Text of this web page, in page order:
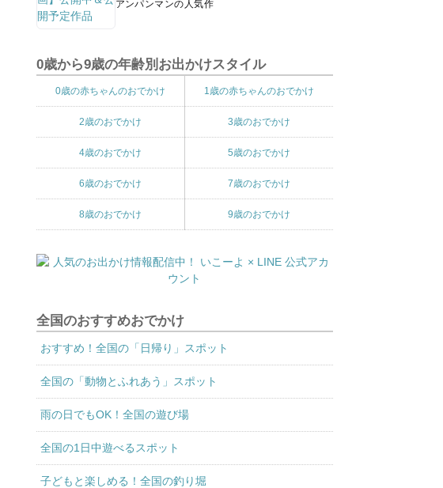
アンパンマンの人気作
0歳から9歳の年齢別お出かけスタイル
0歳の赤ちゃんのおでかけ 1歳の赤ちゃんのおでかけ
2歳のおでかけ 3歳のおでかけ
4歳のおでかけ 5歳のおでかけ
6歳のおでかけ 7歳のおでかけ
8歳のおでかけ 9歳のおでかけ
全国のおすすめおでかけ
おすすめ！全国の「日帰り」スポット
全国の「動物とふれあう」スポット
雨の日でもOK！全国の遊び場
全国の1日中遊べるスポット
子どもと楽しめる！全国の釣り堀